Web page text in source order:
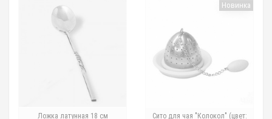
Ложка латунная 18 см
Новинка
Сито для чая "Колокол" (цвет: